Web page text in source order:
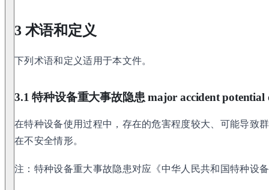
3 术语和定义
下列术语和定义适用于本文件。
3.1 特种设备重大事故隐患 major accident potential
在特种设备使用过程中，存在的危害程度较大、可能导致
在不安全情形。
注：特种设备重大事故隐患对应《中华人民共和国特种设